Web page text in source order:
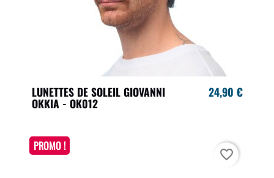
LUNETTES DE SOLEIL GIOVANNI
OKKIA - OK012
24,90 €
PROMO !
favorite_border